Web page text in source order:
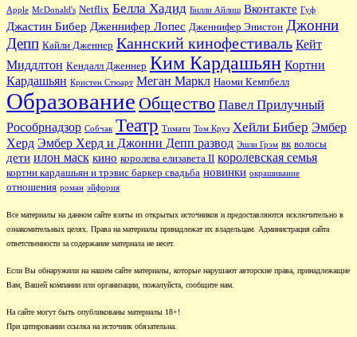
Apple McDonald's Netflix Белла Хадид Билли Айлиш Вконтакте Гуф
Джастин Бибер Дженнифер Лопес Дженнифер Энистон Джонни
Депп Кайли Дженнер Каннский кинофестиваль Кейт
Миддлтон Кендалл Дженнер Ким Кардашьян Кортни
Кардашьян Кристен Стюарт Меган Маркл Наоми Кемпбелл
Образование Общество Павел Прилучный
Рособрнадзор Собчак Театр Тимати Том Круз Хейли Бибер Эмбер
Херд Эмбер Херд и Джонни Депп развод Эшли Грэм вк волосы
дети илон маск кино королева елизавета II королевская семья
кортни кардашьян и трэвис баркер свадьба новинки окрашивание
отношения роман эйфория
Все материалы на данном сайте взяты из открытых источников и предоставляются исключительно в
ознакомительных целях. Права на материалы принадлежат их владельцам. Администрация сайта
ответственности за содержание материала не несет.
Если Вы обнаружили на нашем сайте материалы, которые нарушают авторские права, принадлежащие
Вам, Вашей компании или организации, пожалуйста, сообщите нам.
На сайте могут быть опубликованы материалы 18+!
При цитировании ссылка на источник обязательна.